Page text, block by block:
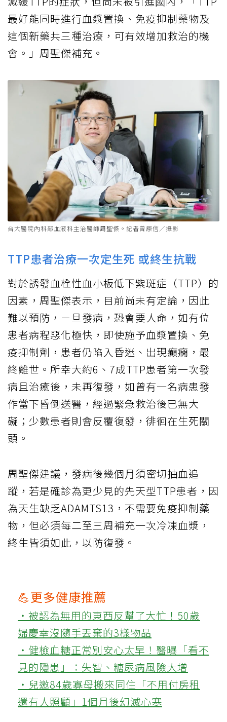
最好能同時進行血漿置換、免疫抑制藥物及
這個新藥共三種治療，可有效增加救治的機
會。」周聖傑補充。
台大醫院內科部血液科主治醫師周聖傑。記者曾原信／攝影
TTP患者治療一次定生死 或終生抗戰
對於誘發血栓性血小板低下紫斑症（TTP）的
因素，周聖傑表示，目前尚未有定論，因此
難以預防，ㄧ旦發病，恐會要人命，如有位
患者病程惡化極快，即使施予血漿置換、免
疫抑制劑，患者仍陷入昏迷、出現癲癇，最
終離世。所幸大約6、7成TTP患者第一次發
病且治癒後，未再復發，如曾有一名病患發
作當下昏倒送醫，經過緊急救治後已無大
礙；少數患者則會反覆復發，徘徊在生死關
頭。
周聖傑建議，發病後幾個月須密切抽血追
蹤，若是確診為更少見的先天型TTP患者，因
為天生缺乏ADAMTS13，不需要免疫抑制藥
物，但必須每二至三周補充一次冷凍血漿，
終生皆須如此，以防復發。
💪更多健康推薦
‧被認為無用的東西反幫了大忙！50歲
婦慶幸沒隨手丟棄的3樣物品
‧健檢血糖正常別安心太早！醫曝「看不
見的隱患」：失智、糖尿病風險大增
‧兒邀84歲寡母搬來同住「不用付房租
還有人照顧」1個月後幻滅心寒